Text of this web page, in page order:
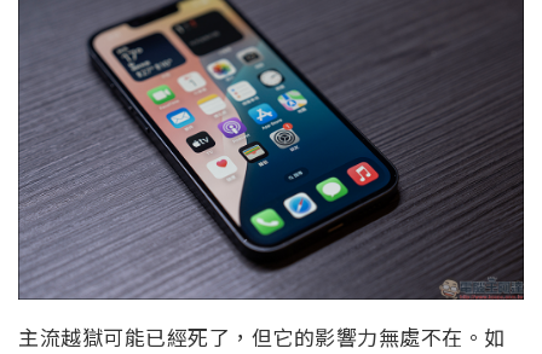
主流越獄可能已經死了，但它的影響力無處不在。如